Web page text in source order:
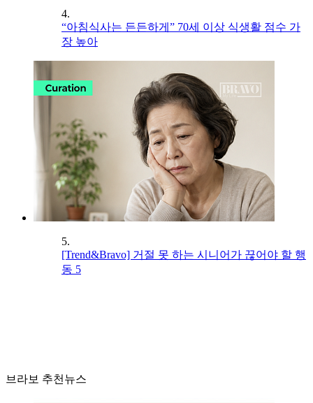
4.
“아침식사는 든든하게” 70세 이상 식생활 점수 가
장 높아
5.
[Trend&Bravo] 거절 못 하는 시니어가 끊어야 할 행
동 5
브라보 추천뉴스